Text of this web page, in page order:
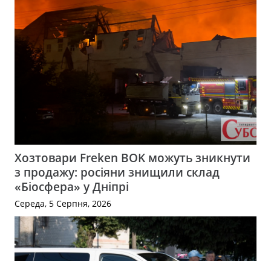
Хозтовари Freken BOK можуть зникнути
з продажу: росіяни знищили склад
«Біосфера» у Дніпрі
Середа, 5 Серпня, 2026